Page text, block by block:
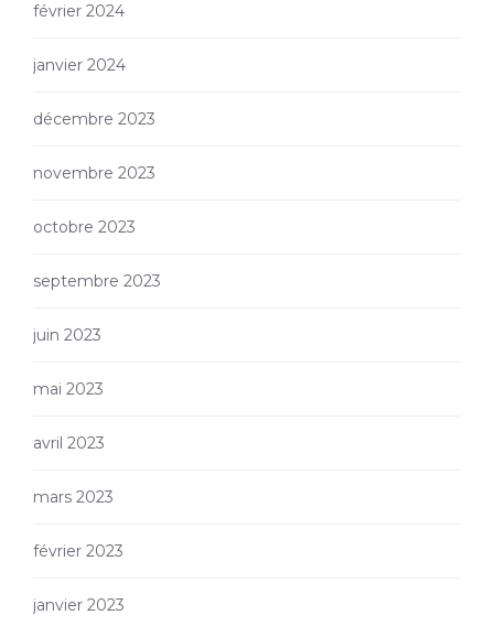
février 2024
janvier 2024
décembre 2023
novembre 2023
octobre 2023
septembre 2023
juin 2023
mai 2023
avril 2023
mars 2023
février 2023
janvier 2023